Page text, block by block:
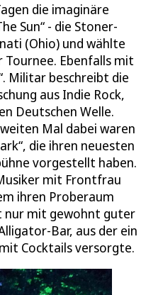
die imaginäre
Sun“ - die Stoner-
(Ohio) und wählte
Tournee. Ebenfalls mit
Militar beschreibt die
aus Indie Rock,
Deutschen Welle.
Mal dabei waren
die ihren neuesten
vorgestellt haben.
mit Frontfrau
ihren Proberaum
nur mit gewohnt guter
Bar, aus der ein
Cocktails versorgte.